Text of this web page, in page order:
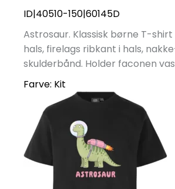
ID|40510-150|60145D
Astrosaur. Klassisk børne T-
hals, firelags ribkant i hals,
skulderbånd. Holder faconen
Farve: Kit